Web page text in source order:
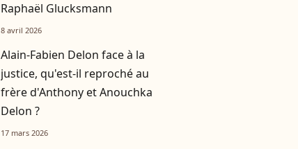
Raphaël Glucksmann
8 avril 2026
Alain-Fabien Delon face à la
justice, qu'est-il reproché au
frère d'Anthony et Anouchka
Delon ?
17 mars 2026